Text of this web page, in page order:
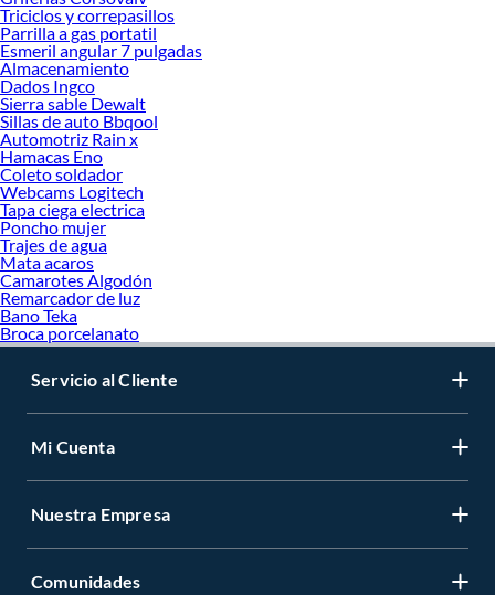
Triciclos y correpasillos
Parrilla a gas portatil
Esmeril angular 7 pulgadas
Almacenamiento
Dados Ingco
Sierra sable Dewalt
Sillas de auto Bbqool
Automotriz Rain x
Hamacas Eno
Coleto soldador
Webcams Logitech
Tapa ciega electrica
Poncho mujer
Trajes de agua
Mata acaros
Camarotes Algodón
Remarcador de luz
Bano Teka
Broca porcelanato
Servicio al Cliente
Mi Cuenta
Nuestra Empresa
Comunidades